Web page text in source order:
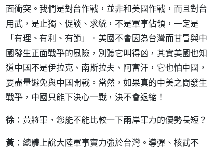
面衝突。我們是對台作戰，並非和美國作戰，而且對台
用武，是止獨、促談、求統，不是軍事佔領，一定是
「有理、有利、有節」。美國不會因為台灣而甘冒與中
國發生正面戰爭的風險，別聽它叫得凶，其實美國也知
道中國不是伊拉克、南斯拉夫、阿富汗，它也怕中國，
要盡量避免與中國開戰。當然，如果真的中美之間發生
戰爭，中國只能下決心一戰，決不會退縮！
徐 ：黃將軍，您能不能比較一下兩岸軍力的優勢長短？
黃 ：總體上說大陸軍事實力強於台灣。導彈、核武不